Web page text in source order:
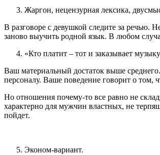
Жаргон, нецензурная лексика,
В разговоре с девушкой следите за речью.
заново выучить родной язык. В любом
«Кто платит – тот и заказывает
Ваш материальный достаток выше
персоналу. Ваше поведение говорит о том,
Но отношения почему-то все равно не
характерно для мужчин властных, не
пойдет.
Эконом-вариант.